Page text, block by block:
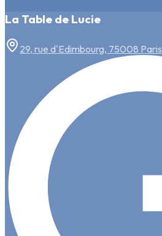
La Table de Lucie
29, rue d'Edimbourg, 75008 Paris